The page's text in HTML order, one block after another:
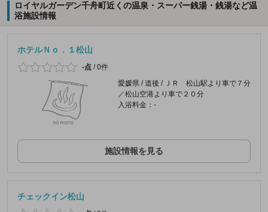
ロイヤルガーデン千舟町近くの温泉・スーパー銭湯・銭湯など温
浴施設情報
ホテルＮｏ．１松山
-点 /0件
愛媛県 / 道後 / ＪＲ 松山駅より車で７分
／松山空港より車で２０分
入浴料金：-
施設情報を見る
チェックイン松山